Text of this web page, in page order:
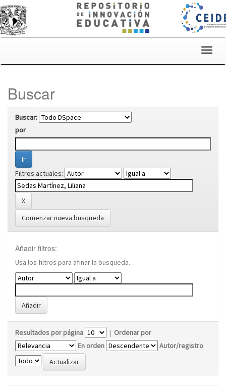
Buscar
Buscar:
por
Filtros actuales:
Comenzar nueva busqueda
Añadir filtros:
Usa los filtros para afinar la busqueda.
Resultados por página | Ordenar por
En orden
Autor/registro